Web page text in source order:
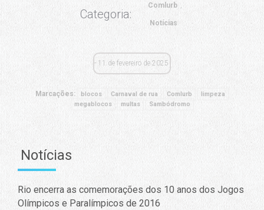
Categoria:
Comlurb
Notícias
11 de fevereiro de 2025
Marcações: blocos Carnaval de rua Comlurb
limpeza
megablocos
multas Sambódromo
Notícias
Rio encerra as comemorações dos 10 anos dos Jogos
Olímpicos e Paralímpicos de 2016